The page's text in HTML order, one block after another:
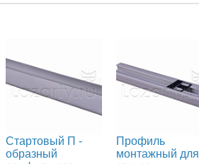
Стартовый П -
образный
Профиль
монтажный для